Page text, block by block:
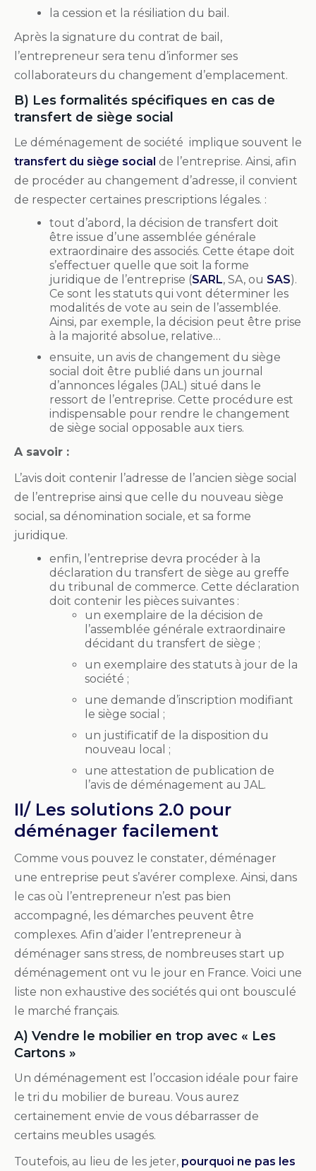
la cession et la résiliation du bail.
Après la signature du contrat de bail,
l’entrepreneur sera tenu d’informer ses
collaborateurs du changement d’emplacement.
B) Les formalités spécifiques en cas de
transfert de siège social
Le déménagement de société implique souvent le
transfert du siège social de l’entreprise. Ainsi, afin
de procéder au changement d’adresse, il convient
de respecter certaines prescriptions légales. :
tout d’abord, la décision de transfert doit
être issue d’une assemblée générale
extraordinaire des associés. Cette étape doit
s’effectuer quelle que soit la forme
juridique de l’entreprise (SARL, SA, ou SAS).
Ce sont les statuts qui vont déterminer les
modalités de vote au sein de l’assemblée.
Ainsi, par exemple, la décision peut être prise
à la majorité absolue, relative…
ensuite, un avis de changement du siège
social doit être publié dans un journal
d’annonces légales (JAL) situé dans le
ressort de l’entreprise. Cette procédure est
indispensable pour rendre le changement
de siège social opposable aux tiers.
A savoir :
L’avis doit contenir l’adresse de l’ancien siège social
de l’entreprise ainsi que celle du nouveau siège
social, sa dénomination sociale, et sa forme
juridique.
enfin, l’entreprise devra procéder à la
déclaration du transfert de siège au greffe
du tribunal de commerce. Cette déclaration
doit contenir les pièces suivantes :
un exemplaire de la décision de
l’assemblée générale extraordinaire
décidant du transfert de siège ;
un exemplaire des statuts à jour de la
société ;
une demande d’inscription modifiant
le siège social ;
un justificatif de la disposition du
nouveau local ;
une attestation de publication de
l’avis de déménagement au JAL.
II/ Les solutions 2.0 pour
déménager facilement
Comme vous pouvez le constater, déménager
une entreprise peut s’avérer complexe. Ainsi, dans
le cas où l’entrepreneur n’est pas bien
accompagné, les démarches peuvent être
complexes. Afin d’aider l’entrepreneur à
déménager sans stress, de nombreuses start up
déménagement ont vu le jour en France. Voici une
liste non exhaustive des sociétés qui ont bousculé
le marché français.
A) Vendre le mobilier en trop avec « Les
Cartons »
Un déménagement est l’occasion idéale pour faire
le tri du mobilier de bureau. Vous aurez
certainement envie de vous débarrasser de
certains meubles usagés.
Toutefois, au lieu de les jeter, pourquoi ne pas les